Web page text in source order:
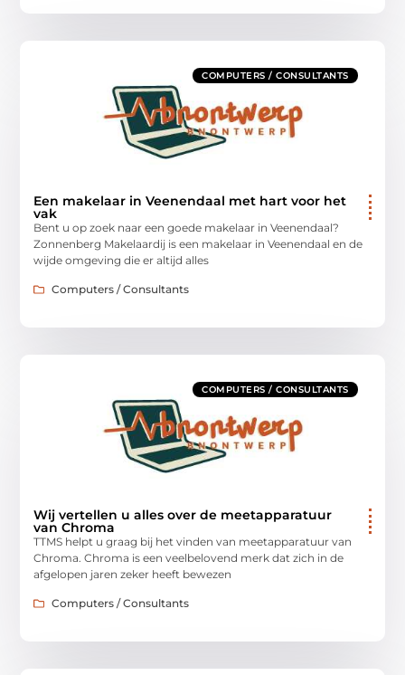
COMPUTERS / CONSULTANTS
Een makelaar in Veenendaal met hart voor het
vak
Bent u op zoek naar een goede makelaar in Veenendaal?
Zonnenberg Makelaardij is een makelaar in Veenendaal en de
wijde omgeving die er altijd alles
Computers / Consultants
COMPUTERS / CONSULTANTS
Wij vertellen u alles over de meetapparatuur
van Chroma
TTMS helpt u graag bij het vinden van meetapparatuur van
Chroma. Chroma is een veelbelovend merk dat zich in de
afgelopen jaren zeker heeft bewezen
Computers / Consultants